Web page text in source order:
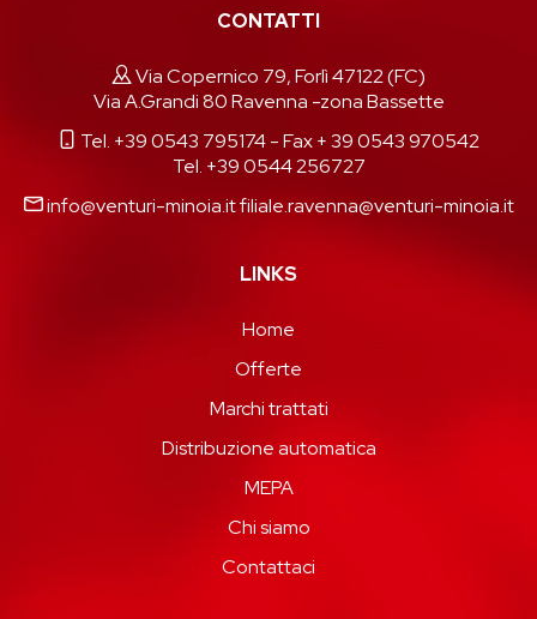
CONTATTI
Via Copernico 79, Forlì 47122 (FC)
Via A.Grandi 80 Ravenna -zona Bassette
Tel. +39 0543 795174- Fax + 39 0543 970542
Tel. +39 0544 256727
info@venturi-minoia.itfiliale.ravenna@venturi-minoia.it
LINKS
Home
Offerte
Marchi trattati
Distribuzione automatica
MEPA
Chi siamo
Contattaci